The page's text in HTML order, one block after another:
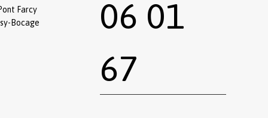
Farcy
Bocage
06 01
67